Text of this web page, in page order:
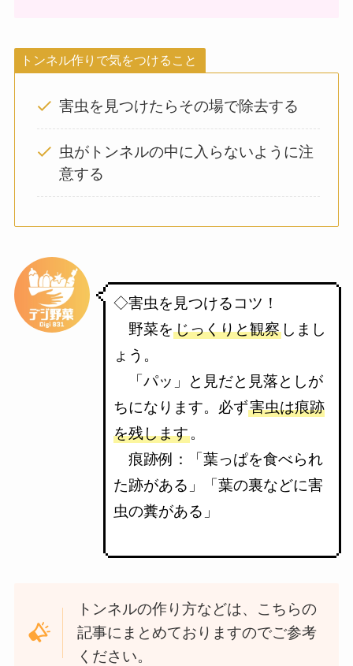
トンネル作りで気をつけること
害虫を見つけたらその場で除去する
虫がトンネルの中に入らないように注
意する
◇害虫を見つけるコツ！
野菜をじっくりと観察しまし
ょう 。
「パッ」と見だと見落としが
ちになります。必ず害虫は痕跡
を残します。
痕跡例：「葉っぱを食べられ
た跡がある」「葉の裏などに害
虫の糞がある」
トンネルの作り方などは、こちらの
記事にまとめておりますのでご参考
ください。